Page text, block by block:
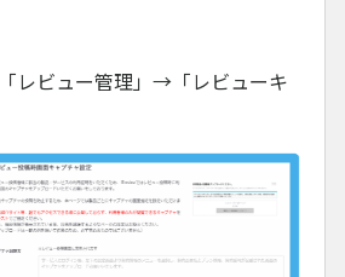
レビュー管理」→「レビューキ